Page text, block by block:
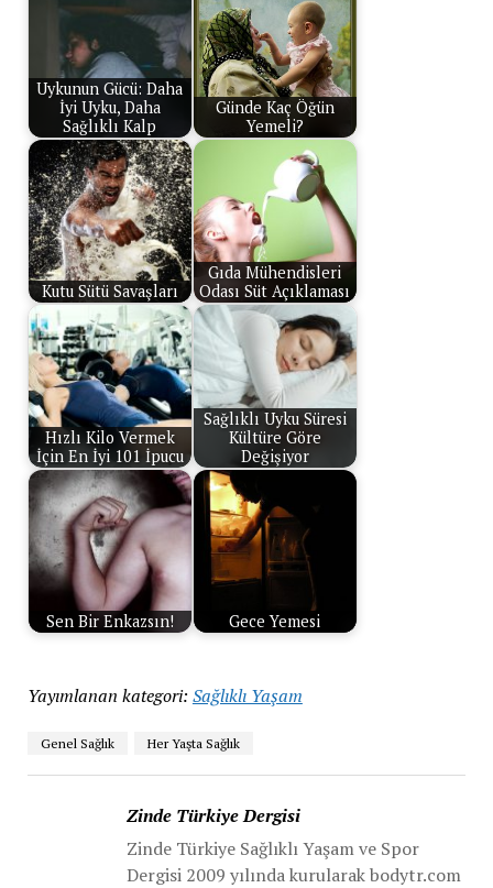
Uykunun Gücü: Daha
İyi Uyku, Daha
Sağlıklı Kalp
Günde Kaç Öğün
Yemeli?
Kutu Sütü Savaşları
Gıda Mühendisleri
Odası Süt Açıklaması
Hızlı Kilo Vermek
İçin En İyi 101 İpucu
Sağlıklı Uyku Süresi
Kültüre Göre
Değişiyor
Sen Bir Enkazsın! Gece Yemesi
Yayımlanan kategori: Sağlıklı Yaşam
Genel Sağlık Her Yaşta Sağlık
Zinde Türkiye Dergisi
Zinde Türkiye Sağlıklı Yaşam ve Spor
Dergisi 2009 yılında kurularak bodytr.com